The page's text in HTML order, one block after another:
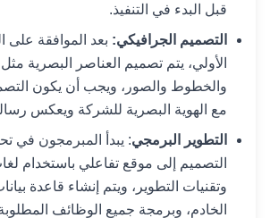
قبل البدء في التنفيذ.
التصميم الجرافيكي: بعد الموافقة على
الأولي، يتم تصميم العناصر البصرية مثل
والخطوط والصور، ويجب أن يكون
مع الهوية البصرية للشركة ويعكس
التطوير البرمجي: يبدأ المبرمجون في
التصميم إلى موقع تفاعلي باستخدام
وتقنيات التطوير، ويتم إنشاء قاعدة
الخادم، وبرمجة جميع الوظائف